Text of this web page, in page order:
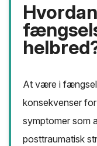
At være i fængsel
konsekvenser
symptomer som
posttraumatisk